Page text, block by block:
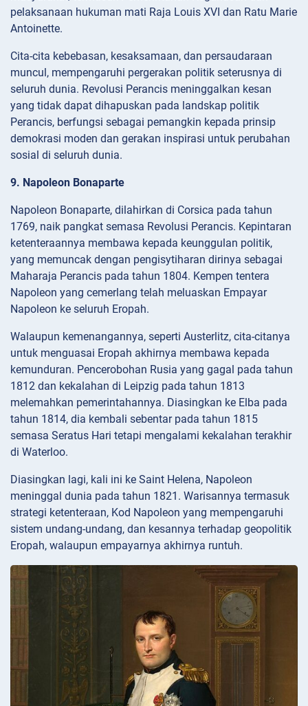
pelaksanaan hukuman mati Raja Louis XVI dan Ratu Marie
Antoinette.
Cita-cita kebebasan, kesaksamaan, dan persaudaraan
muncul, mempengaruhi pergerakan politik seterusnya di
seluruh dunia. Revolusi Perancis meninggalkan kesan
yang tidak dapat dihapuskan pada landskap politik
Perancis, berfungsi sebagai pemangkin kepada prinsip
demokrasi moden dan gerakan inspirasi untuk perubahan
sosial di seluruh dunia.
9. Napoleon Bonaparte
Napoleon Bonaparte, dilahirkan di Corsica pada tahun
1769, naik pangkat semasa Revolusi Perancis. Kepintaran
ketenteraannya membawa kepada keunggulan politik,
yang memuncak dengan pengisytiharan dirinya sebagai
Maharaja Perancis pada tahun 1804. Kempen tentera
Napoleon yang cemerlang telah meluaskan Empayar
Napoleon ke seluruh Eropah.
Walaupun kemenangannya, seperti Austerlitz, cita-citanya
untuk menguasai Eropah akhirnya membawa kepada
kemunduran. Pencerobohan Rusia yang gagal pada tahun
1812 dan kekalahan di Leipzig pada tahun 1813
melemahkan pemerintahannya. Diasingkan ke Elba pada
tahun 1814, dia kembali sebentar pada tahun 1815
semasa Seratus Hari tetapi mengalami kekalahan terakhir
di Waterloo.
Diasingkan lagi, kali ini ke Saint Helena, Napoleon
meninggal dunia pada tahun 1821. Warisannya termasuk
strategi ketenteraan, Kod Napoleon yang mempengaruhi
sistem undang-undang, dan kesannya terhadap geopolitik
Eropah, walaupun empayarnya akhirnya runtuh.